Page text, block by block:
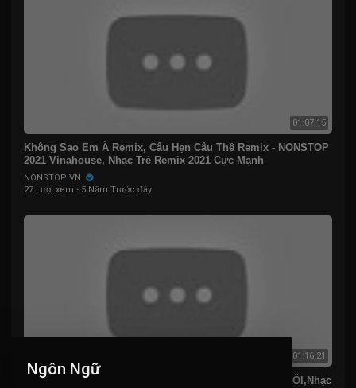
01:07:15
Không Sao Em À Remix, Câu Hẹn Câu Thề Remix - NONSTOP
2021 Vinahouse, Nhạc Trẻ Remix 2021 Cực Mạnh
NONSTOP VN
27 Lượt xem · 5 Năm Trước đây
01:16:21
NONSTOP Vinahouse 2021 TIK TOK HỌ YÊU AI MẤT RỒI,Nhạc
Ngôn Ngữ